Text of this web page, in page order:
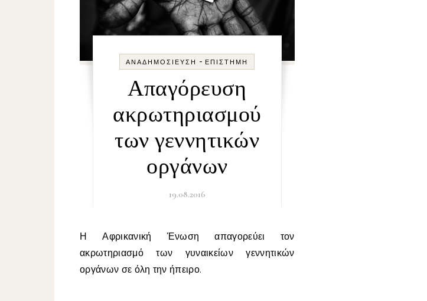
ΑΝΑΔΗΜΟΣΊΕΥΣΗ - ΕΠΙΣΤΉΜΗ
Απαγόρευση
ακρωτηριασμού
των γεννητικών
οργάνων
19.08.2016
Η Αφρικανική Ένωση απαγορεύει τον
ακρωτηριασμό των γυναικείων γεννητικών
οργάνων σε όλη την ήπειρο.